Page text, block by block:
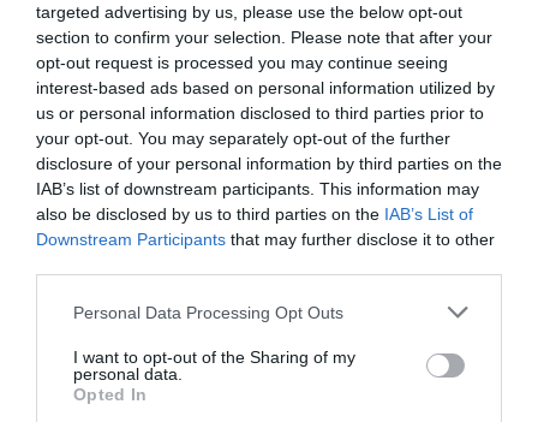
targeted advertising by us, please use the below opt-out
section to confirm your selection. Please note that after your
opt-out request is processed you may continue seeing
interest-based ads based on personal information utilized by
us or personal information disclosed to third parties prior to
your opt-out. You may separately opt-out of the further
disclosure of your personal information by third parties on the
IAB’s list of downstream participants. This information may
also be disclosed by us to third parties on the IAB’s List of
Downstream Participants that may further disclose it to other
Please note that this website/app uses one or more Google
not limited to your visit or usage behaviour. You may click to
grant or deny consent to Google and its third-party tags to
use your data for below specified purposes in below Google
Personal Data Processing Opt Outs
I want to opt-out of the Sharing of my
personal data.
Opted In
Fungus Is A Parasite, And It Dies From A Drop Of
Plain...